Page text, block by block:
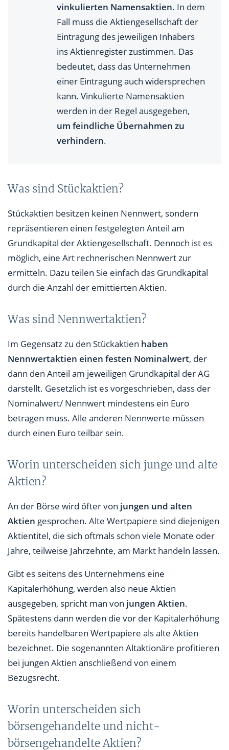
vinkulierten Namensaktien. In dem
Fall muss die Aktiengesellschaft der
Eintragung des jeweiligen Inhabers
ins Aktienregister zustimmen. Das
bedeutet, dass das Unternehmen
einer Eintragung auch widersprechen
kann. Vinkulierte Namensaktien
werden in der Regel ausgegeben,
um feindliche Übernahmen zu
verhindern.
Was sind Stückaktien?
Stückaktien besitzen keinen Nennwert, sondern
repräsentieren einen festgelegten Anteil am
Grundkapital der Aktiengesellschaft. Dennoch ist es
möglich, eine Art rechnerischen Nennwert zur
ermitteln. Dazu teilen Sie einfach das Grundkapital
durch die Anzahl der emittierten Aktien.
Was sind Nennwertaktien?
Im Gegensatz zu den Stückaktien haben
Nennwertaktien einen festen Nominalwert, der
dann den Anteil am jeweiligen Grundkapital der AG
darstellt. Gesetzlich ist es vorgeschrieben, dass der
Nominalwert/ Nennwert mindestens ein Euro
betragen muss. Alle anderen Nennwerte müssen
durch einen Euro teilbar sein.
Worin unterscheiden sich junge und alte
Aktien?
An der Börse wird öfter von jungen und alten
Aktien gesprochen. Alte Wertpapiere sind diejenigen
Aktientitel, die sich oftmals schon viele Monate oder
Jahre, teilweise Jahrzehnte, am Markt handeln lassen.
Gibt es seitens des Unternehmens eine
Kapitalerhöhung, werden also neue Aktien
ausgegeben, spricht man von jungen Aktien.
Spätestens dann werden die vor der Kapitalerhöhung
bereits handelbaren Wertpapiere als alte Aktien
bezeichnet. Die sogenannten Altaktionäre profitieren
bei jungen Aktien anschließend von einem
Bezugsrecht.
Worin unterscheiden sich
börsengehandelte und nicht-
börsengehandelte Aktien?